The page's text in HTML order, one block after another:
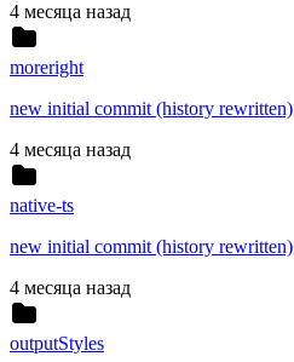
4 месяца назад
moreright
new initial commit (history rewritten)
4 месяца назад
native-ts
new initial commit (history rewritten)
4 месяца назад
outputStyles